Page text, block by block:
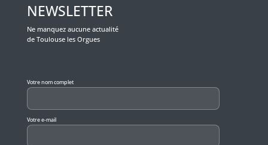
NEWSLETTER
Ne manquez aucune actualité
de Toulouse les Orgues
Votre nom complet
Votre e-mail